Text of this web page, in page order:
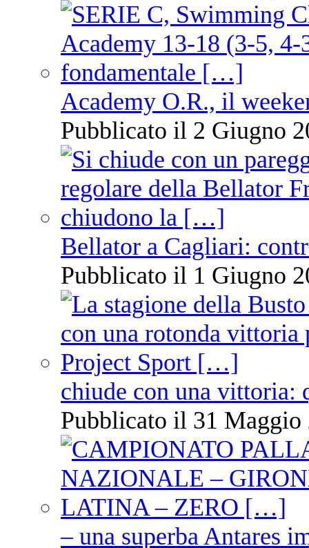
Academy O.R., il
Pubblicato il 2 Giugno
Bellator a Cagliari:
Pubblicato il 1 Giugno
chiude con una vittoria:
Pubblicato il 31 Maggio
– una superba Antares